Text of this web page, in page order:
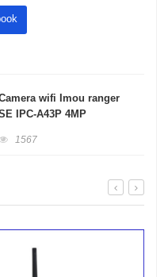
wifi Imou ranger
IPC-A43P 4MP
1567